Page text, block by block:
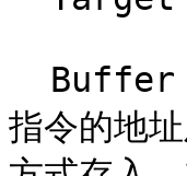
指令的地